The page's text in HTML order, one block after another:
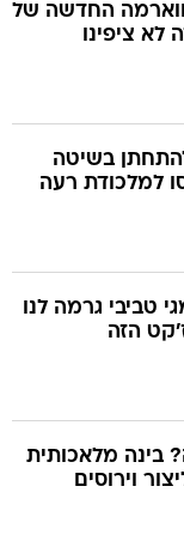
החדשה של
לא ציפינו
בשיטה
למלכודת רעה
טביבי גרמה לנו
הזה
בינה מלאכותית
וירוסים